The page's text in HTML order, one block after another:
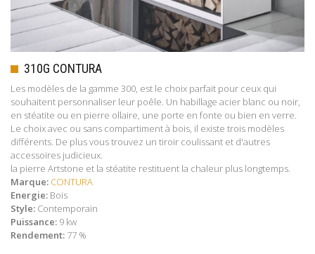
310G CONTURA
Les modèles de la gamme 300, est le choix parfait pour ceux qui
souhaitent personnaliser leur poêle. Un habillage acier blanc ou noir,
en stéatite ou en pierre ollaire, une porte en fonte ou bien en verre.
Le choix avec ou sans compartiment à bois, il existe trois modèles
différents. De plus vous trouvez un tiroir coulissant et d'autres
accessoires judicieux.
la pierre Artstone et la stéatite restituent la chaleur plus longtemps.
Marque: CONTURA
Energie: Bois
Style: Contemporain
Puissance: 9 kw
Rendement: 77 %